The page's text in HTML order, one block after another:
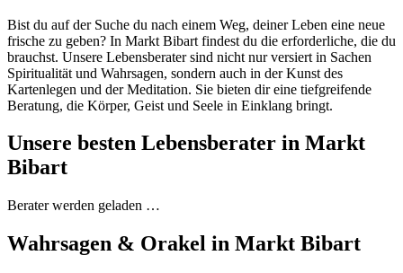
Bist du auf der Suche du nach einem Weg, deiner Leben eine neue
frische zu geben? In Markt Bibart findest du die erforderliche, die du
brauchst. Unsere Lebensberater sind nicht nur versiert in Sachen
Spiritualität und Wahrsagen, sondern auch in der Kunst des
Kartenlegen und der Meditation. Sie bieten dir eine tiefgreifende
Beratung, die Körper, Geist und Seele in Einklang bringt.
Unsere besten Lebensberater in Markt
Bibart
Berater werden geladen …
Wahrsagen & Orakel in Markt Bibart